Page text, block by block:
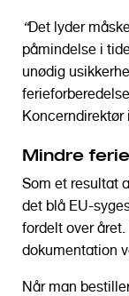
“Det lyder
påmindelse i
unødig
Koncerndirektør
Mindre
Som et resultat
det blå EU-
fordelt over
dokumentation
Når man